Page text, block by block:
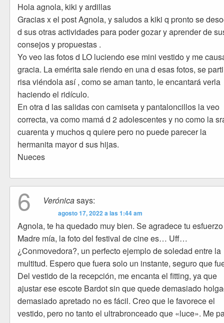
Hola agnola, kiki y ardillas
Gracias x el post Agnola, y saludos a kiki q pronto se
d sus otras actividades para poder gozar y aprender de
consejos y propuestas .
Yo veo las fotos d LO luciendo ese mini vestido y me
gracia. La emérita sale riendo en una d esas fotos, se
risa viéndola así , como se aman tanto, le encantará verla
haciendo el ridículo.
En otra d las salidas con camiseta y pantaloncillos la veo
correcta, va como mamá d 2 adolescentes y no como la
cuarenta y muchos q quiere pero no puede parecer la
hermanita mayor d sus hijas.
Nueces
6 Verónicasays:
agosto 17, 2022 a las 1:44 am
Agnola, te ha quedado muy bien. Se agradece tu
Madre mía, la foto del festival de cine es… Uff…
¿Conmovedora?, un perfecto ejemplo de soledad entre la
multitud. Espero que fuera solo un instante, seguro que
Del vestido de la recepción, me encanta el fitting, ya que
ajustar ese escote Bardot sin que quede demasiado
demasiado apretado no es fácil. Creo que le favorece el
vestido, pero no tanto el ultrabronceado que «luce». Me